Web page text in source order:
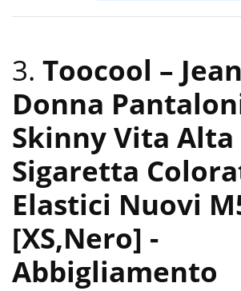
3. Toocool –
Donna
Skinny Vita Alta
Sigaretta
Elastici Nuovi
[XS,Nero] -
Abbigliamento